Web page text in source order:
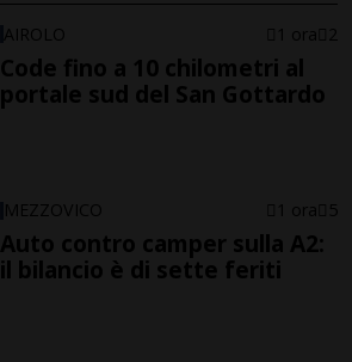
AIROLO 1 ora 2
Code fino a 10 chilometri al
portale sud del San Gottardo
MEZZOVICO 1 ora 5
Auto contro camper sulla A2:
il bilancio è di sette feriti